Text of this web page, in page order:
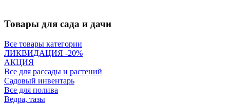
Товары для сада и дачи
Все товары категории
ЛИКВИДАЦИЯ -20%
АКЦИЯ
Все для рассады и растений
Садовый инвентарь
Все для полива
Ведра, тазы